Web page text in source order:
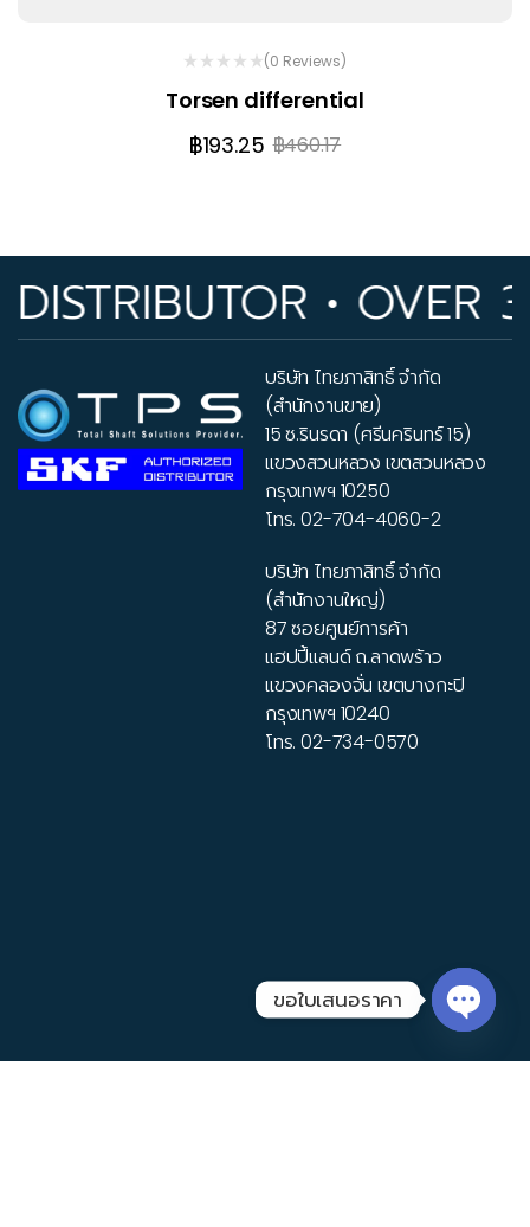
(0 Reviews)
Torsen differential
฿460.17
฿193.25
• OVER
บริษัท ไทยภาสิทธิ์ จำกัด
(สำนักงานขาย)
15 ซ.รินรดา (ศรีนครินทร์ 15)
แขวงสวนหลวง เขตสวนหลวง
กรุงเทพฯ 10250
โทร.02-704-4060-2
บริษัท ไทยภาสิทธิ์ จำกัด
(สำนักงานใหญ่)
87 ซอยศูนย์การค้า
แฮปปี้แลนด์ ถ.ลาดพร้าว
แขวงคลองจั่น เขตบางกะปิ
กรุงเทพฯ 10240
โทร.02-734-0570
ขอใบเสนอราคา